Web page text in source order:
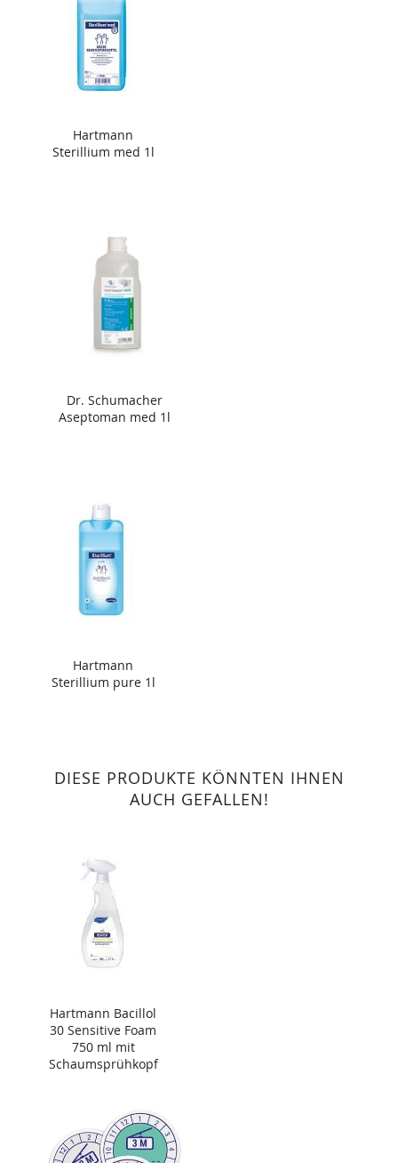
Hartmann
Sterillium med 1l
Dr. Schumacher
Aseptoman med 1l
Hartmann
Sterillium pure 1l
DIESE PRODUKTE KÖNNTEN IHNEN
AUCH GEFALLEN!
Hartmann Bacillol
30 Sensitive Foam
750 ml mit
Schaumsprühkopf